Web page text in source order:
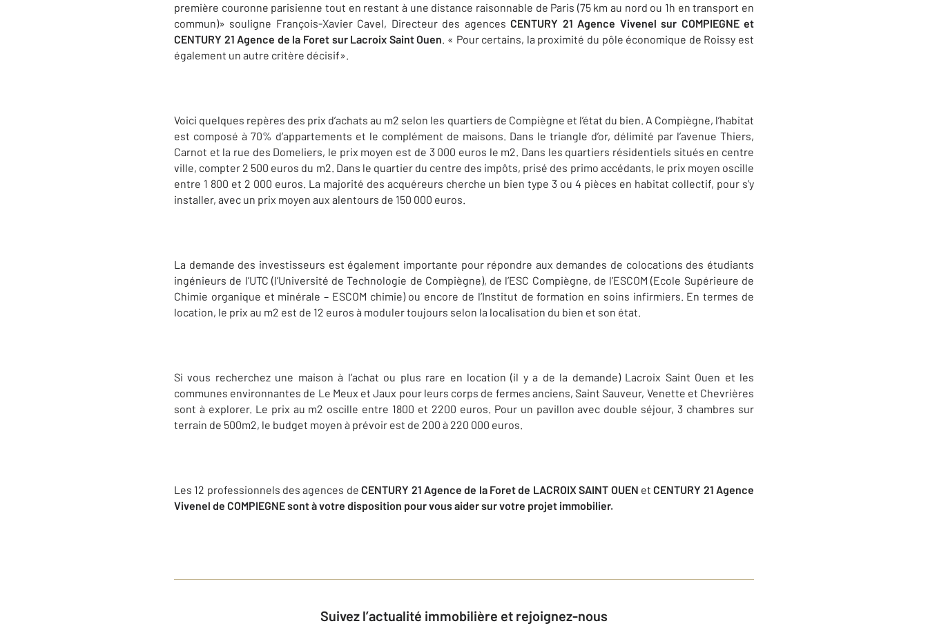
première couronne parisienne tout en restant à une distance raisonnable de Paris (75 km au nord ou 1h en transport en
commun)» souligne François-Xavier Cavel, Directeur des agences CENTURY 21 Agence Vivenel sur COMPIEGNE et
CENTURY 21 Agence de la Foret sur Lacroix Saint Ouen. « Pour certains, la proximité du pôle économique de Roissy est
également un autre critère décisif».
Voici quelques repères des prix d’achats au m2 selon les quartiers de Compiègne et l’état du bien. A Compiègne, l’habitat
est composé à 70% d’appartements et le complément de maisons. Dans le triangle d’or, délimité par l’avenue Thiers,
Carnot et la rue des Domeliers, le prix moyen est de 3 000 euros le m2. Dans les quartiers résidentiels situés en centre
ville, compter 2 500 euros du m2. Dans le quartier du centre des impôts, prisé des primo accédants, le prix moyen oscille
entre 1 800 et 2 000 euros. La majorité des acquéreurs cherche un bien type 3 ou 4 pièces en habitat collectif, pour s’y
installer, avec un prix moyen aux alentours de 150 000 euros.
La demande des investisseurs est également importante pour répondre aux demandes de colocations des étudiants
ingénieurs de l’UTC (l’Université de Technologie de Compiègne), de l’ESC Compiègne, de l’ESCOM (Ecole Supérieure de
Chimie organique et minérale – ESCOM chimie) ou encore de l’Institut de formation en soins infirmiers. En termes de
location, le prix au m2 est de 12 euros à moduler toujours selon la localisation du bien et son état.
Si vous recherchez une maison à l’achat ou plus rare en location (il y a de la demande) Lacroix Saint Ouen et les
communes environnantes de Le Meux et Jaux pour leurs corps de fermes anciens, Saint Sauveur, Venette et Chevrières
sont à explorer. Le prix au m2 oscille entre 1800 et 2200 euros. Pour un pavillon avec double séjour, 3 chambres sur
terrain de 500m2, le budget moyen à prévoir est de 200 à 220 000 euros.
Les 12 professionnels des agences deCENTURY 21 Agence de la Foret de LACROIX SAINT OUEN etCENTURY 21 Agence
Vivenel de COMPIEGNE sont à votre disposition pour vous aider sur votre projet immobilier.
Suivez l’actualité immobilière et rejoignez-nous